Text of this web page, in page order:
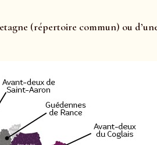
(répertoire commun) ou